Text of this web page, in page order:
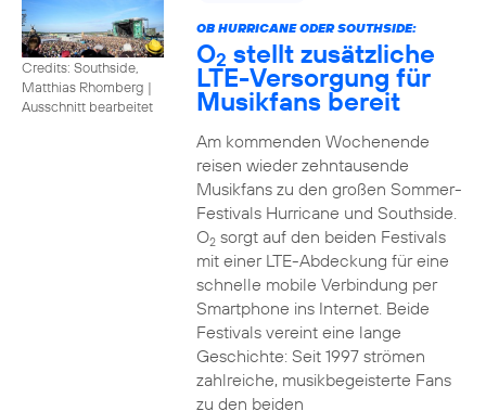
Credits: Southside,
Matthias Rhomberg |
Ausschnitt bearbeitet
OB HURRICANE ODER SOUTHSIDE:
O2 stellt zusätzliche
LTE-Versorgung für
Musikfans bereit
Am kommenden Wochenende
reisen wieder zehntausende
Musikfans zu den großen Sommer-
Festivals Hurricane und Southside.
O2sorgt auf den beiden Festivals
mit einer LTE-Abdeckung für eine
schnelle mobile Verbindung per
Smartphone ins Internet. Beide
Festivals vereint eine lange
Geschichte: Seit 1997 strömen
zahlreiche, musikbegeisterte Fans
zu den beiden